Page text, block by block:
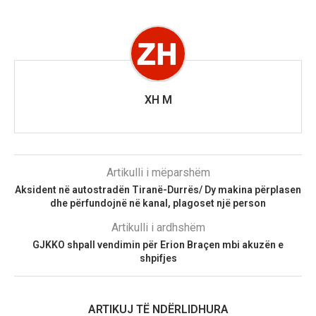
XH M
Artikulli i mëparshëm
Aksident në autostradën Tiranë-Durrës/ Dy makina përplasen
dhe përfundojnë në kanal, plagoset një person
Artikulli i ardhshëm
GJKKO shpall vendimin për Erion Braçen mbi akuzën e
shpifjes
ARTIKUJ TË NDËRLIDHURA